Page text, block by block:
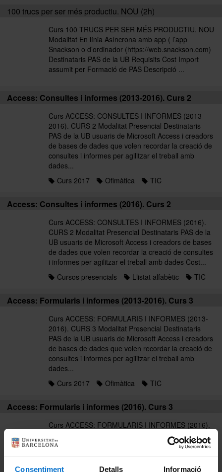
Consentiment Detalls Informació
100 trucs per ser més productiu. NOU (2h)
Curs 100 TRUCS PER SER MÉS PRODUCTIU. NOU
Modalitat En línia Asíncrona amb app ( l’app
Snackson o d’ordinador (https://web.snackson.com)
Destinataris PAS de la UB Requisits Cost Import
assumit per Formació de PAS Descripció ...
Access: Consultes i informes (2013-2016). Curs 2
Curs ACCESS: CONSULTES I INFORMES (2013-
2016). CURS 2 Modalitat Presencial Destinataris
PAS de la UB usuaris de Microsoft Access i creadors
de bases de dades que volen recordar la creació de
consultes i informes per agilitzar el treball amb
dades...
Curs 2017
Ofimàtica TIC
Access: Consultes i informes (2016). Curs 2
Curs ACCESS: CONSULTES I INFORMES (2016).
CURS 2 Modalitat Presencial Destinataris PAS de la
UB usuaris de Microsoft Access i creadors de bases
de dades que volen recordar la creació de consultes
i informes per agilitzar el treball amb dades Cost...
Cursos presencials
Llistat alfabètic TIC
Access: Formularis i informes (2013-2016). Curs 3
Curs ACCESS: FORMULARIS I INFORMES (2013-
2016). CURS 3 Modalitat Presencial Destinataris
PAS de la UB usuaris de Microsoft Access i creadors
de bases de dades que volen recordar la creació de
consultes i informes per agilitzar el treball amb
dades...
Curs 2017
Ofimàtica TIC
Access: Formularis i informes (2016). Curs 3
Curs ACCESS: FORMULARIS I INFORMES (2016).
CURS 3 Modalitat Presencial Destinataris PAS de la
UB usuaris de Microsoft Access i creadors de bases
de dades que volen recordar la creació de consultes
i informes per agilitzar el treball amb dades Cost...